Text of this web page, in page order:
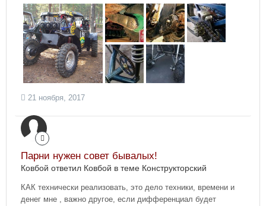
21 ноября, 2017
Парни нужен совет бывалых!
Ковбой ответил Ковбой в теме Конструкторский
КАК технически реализовать, это дело техники, времени и
денег мне , важно другое, если дифференциал будет